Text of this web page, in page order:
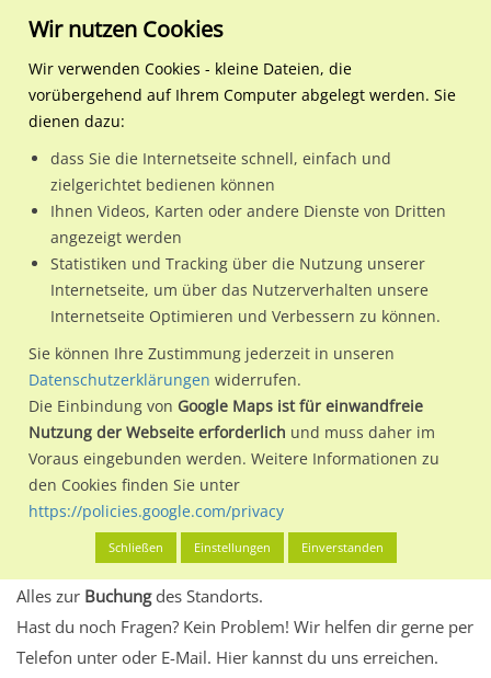
Regionale Plakatwerbung Niedersachsen
Lüneburg, Hansestadt
Artlenburger Str. 71 re.
21365 / Lüneburg, Hansestadt / Adendorf
Nutze günstige Werbemöglichkeiten am Standort
Artlenburger Str. 71 re. neb. (B 209) / Sto. 2im Ortsteil
Adendorf)in Lüneburg, Hansestadt.
Wir erheben für jede unserer Werbeflächen individuelle und
aktuelleStandortinformationenundLeistungswerte. Damit
kannst du dich schon vor der Buchung im Detail über den
Standort, seine Reichweite und Werbewirkung sowie
eventuelle Beschränkungen in den zugelassenen
Werbeinhalten informieren.
Alles klar? Dann findest du direkt im unteren Teil dieser Seite
Alles zur Buchungdes Standorts.
Hast du noch Fragen? Kein Problem! Wir helfen dir gerne per
Telefon unter oder E-Mail. Hier kannst du uns erreichen.
Wir nutzen Cookies
Wir verwenden Cookies - kleine Dateien, die
vorübergehend auf Ihrem Computer abgelegt werden. Sie
dienen dazu:
dass Sie die Internetseite schnell, einfach und
zielgerichtet bedienen können
Ihnen Videos, Karten oder andere Dienste von Dritten
angezeigt werden
Statistiken und Tracking über die Nutzung unserer
Internetseite, um über das Nutzerverhalten unsere
Internetseite Optimieren und Verbessern zu können.
Sie können Ihre Zustimmung jederzeit in unseren
Datenschutzerklärungen widerrufen.
Die Einbindung von Google Maps ist für einwandfreie
Nutzung der Webseite erforderlich und muss daher im
Voraus eingebunden werden. Weitere Informationen zu
den Cookies finden Sie unter
https://policies.google.com/privacy
Schließen Einstellungen Einverstanden